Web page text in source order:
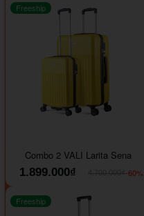
Freeship
Combo 2 VALI Larita Sena
1.899.000₫
-60%
Freeship